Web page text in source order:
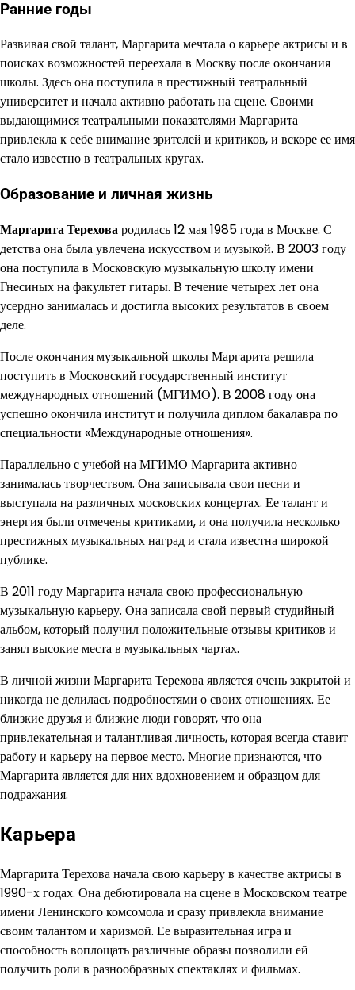
Ранние годы
Развивая свой талант, Маргарита мечтала о карьере актрисы и в
поисках возможностей переехала в Москву после окончания
школы. Здесь она поступила в престижный театральный
университет и начала активно работать на сцене. Своими
выдающимися театральными показателями Маргарита
привлекла к себе внимание зрителей и критиков, и вскоре ее имя
стало известно в театральных кругах.
Образование и личная жизнь
Маргарита Тереховародилась 12 мая 1985 года в Москве. С
детства она была увлечена искусством и музыкой. В 2003 году
она поступила в Московскую музыкальную школу имени
Гнесиных на факультет гитары. В течение четырех лет она
усердно занималась и достигла высоких результатов в своем
деле.
После окончания музыкальной школы Маргарита решила
поступить в Московский государственный институт
международных отношений (МГИМО). В 2008 году она
успешно окончила институт и получила диплом бакалавра по
специальности «Международные отношения».
Параллельно с учебой на МГИМО Маргарита активно
занималась творчеством. Она записывала свои песни и
выступала на различных московских концертах. Ее талант и
энергия были отмечены критиками, и она получила несколько
престижных музыкальных наград и стала известна широкой
публике.
В 2011 году Маргарита начала свою профессиональную
музыкальную карьеру. Она записала свой первый студийный
альбом, который получил положительные отзывы критиков и
занял высокие места в музыкальных чартах.
В личной жизни Маргарита Терехова является очень закрытой и
никогда не делилась подробностями о своих отношениях. Ее
близкие друзья и близкие люди говорят, что она
привлекательная и талантливая личность, которая всегда ставит
работу и карьеру на первое место. Многие признаются, что
Маргарита является для них вдохновением и образцом для
подражания.
Карьера
Маргарита Терехова начала свою карьеру в качестве актрисы в
1990-х годах. Она дебютировала на сцене в Московском театре
имени Ленинского комсомола и сразу привлекла внимание
своим талантом и харизмой. Ее выразительная игра и
способность воплощать различные образы позволили ей
получить роли в разнообразных спектаклях и фильмах.